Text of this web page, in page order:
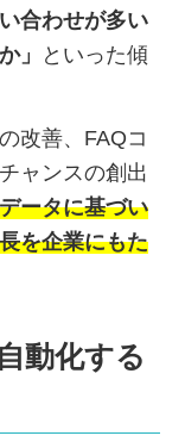
合わせが多い
」
といった傾
改善、FAQコ
ャンスの創出
データに基づい
を企業にもた
動化する